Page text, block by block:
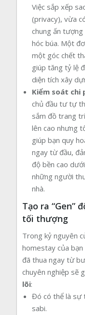
Việc sắp xếp
(privacy), vừa
chung ấn
hóc búa. Một
một góc chết
giúp tăng tỷ lệ
diện tích xây
Kiểm soát chi
chủ đầu tư tự
sắm đồ trang
lên cao nhưng
giúp bạn quy
ngay từ đầu,
độ bền cao
những người
nhà.
Tạo ra “Gen”
tối thượng
Trong kỷ nguyên
homestay của bạn
đã thua ngay từ
chuyên nghiệp sẽ
lõi:
Đó có thể là sự
sabi.